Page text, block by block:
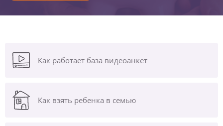
Как работает база видеоанкет
Как взять ребенка в семью